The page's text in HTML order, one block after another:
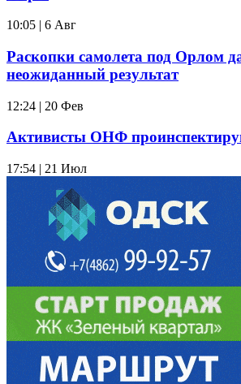
10:05 | 6 Авг
Раскопки самолета под Орлом
неожиданный результат
12:24 | 20 Фев
Активисты ОНФ
17:54 | 21 Июл